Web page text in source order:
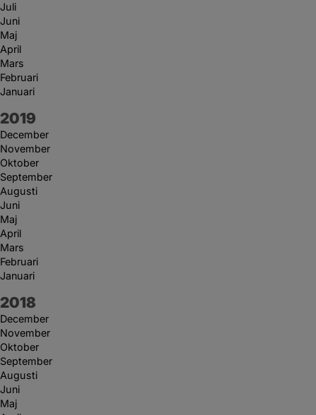
Juli
Juni
Maj
April
Mars
Februari
Januari
År:
2019
December
November
Oktober
September
Augusti
Juni
Maj
April
Mars
Februari
Januari
År:
2018
December
November
Oktober
September
Augusti
Juni
Maj